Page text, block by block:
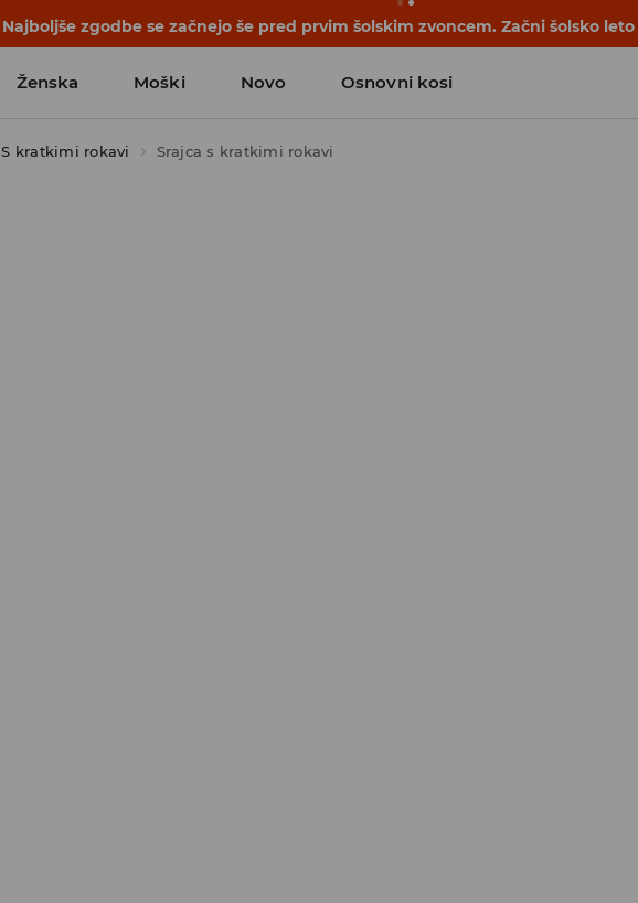
Najboljše zgodbe se začnejo še pred prvim šolskim zvoncem. Začni šolsko
Ženska Moški Novo Osnovni kosi
S kratkimi rokavi Srajca s kratkimi rokavi